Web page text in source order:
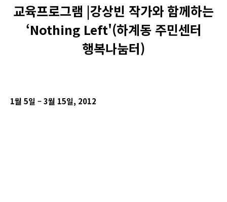
교육프로그램 |강상빈 작가와 함께하는
‘Nothing Left'(하계동 주민센터
행복나눔터)
1월 5일 – 3월 15일, 2012